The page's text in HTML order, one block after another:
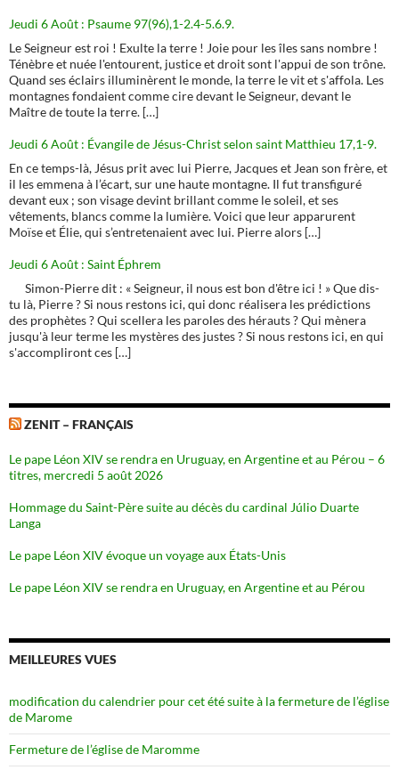
Jeudi 6 Août : Psaume 97(96),1-2.4-5.6.9.
Le Seigneur est roi ! Exulte la terre ! Joie pour les îles sans nombre !
Ténèbre et nuée l'entourent, justice et droit sont l'appui de son trône.
Quand ses éclairs illuminèrent le monde, la terre le vit et s'affola. Les
montagnes fondaient comme cire devant le Seigneur, devant le
Maître de toute la terre. […]
Jeudi 6 Août : Évangile de Jésus-Christ selon saint Matthieu 17,1-9.
En ce temps-là, Jésus prit avec lui Pierre, Jacques et Jean son frère, et
il les emmena à l’écart, sur une haute montagne. Il fut transfiguré
devant eux ; son visage devint brillant comme le soleil, et ses
vêtements, blancs comme la lumière. Voici que leur apparurent
Moïse et Élie, qui s’entretenaient avec lui. Pierre alors […]
Jeudi 6 Août : Saint Éphrem
Simon-Pierre dit : « Seigneur, il nous est bon d'être ici ! » Que dis-
tu là, Pierre ? Si nous restons ici, qui donc réalisera les prédictions
des prophètes ? Qui scellera les paroles des hérauts ? Qui mènera
jusqu'à leur terme les mystères des justes ? Si nous restons ici, en qui
s'accompliront ces […]
ZENIT – FRANÇAIS
Le pape Léon XIV se rendra en Uruguay, en Argentine et au Pérou – 6
titres, mercredi 5 août 2026
Hommage du Saint-Père suite au décès du cardinal Júlio Duarte
Langa
Le pape Léon XIV évoque un voyage aux États-Unis
Le pape Léon XIV se rendra en Uruguay, en Argentine et au Pérou
MEILLEURES VUES
modification du calendrier pour cet été suite à la fermeture de l’église
de Marome
Fermeture de l’église de Maromme